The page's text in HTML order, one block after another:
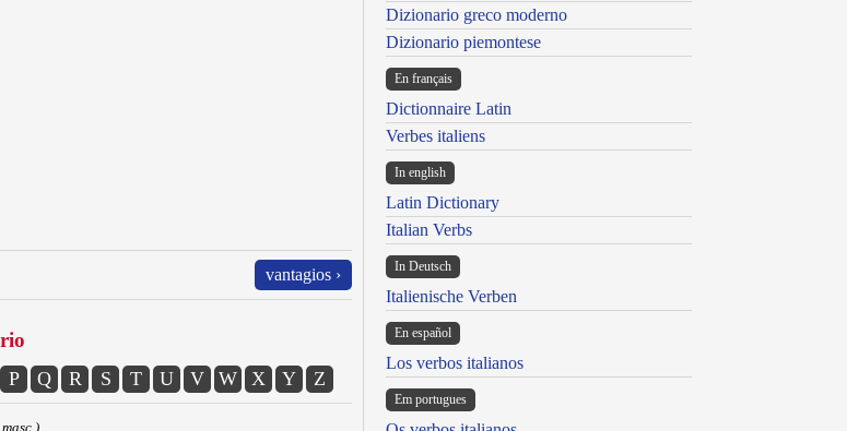
vantagios ›
P Q R S T U V W X Y Z
Dizionario greco moderno
Dizionario piemontese
En français
Dictionnaire Latin
Verbes italiens
In english
Latin Dictionary
Italian Verbs
In Deutsch
Italienische Verben
En español
Los verbos italianos
Em portugues